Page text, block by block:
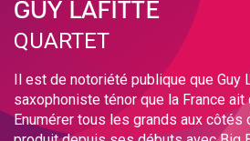
GUY LAFITTE
QUARTET
Il est de notoriété publique que
saxophoniste ténor que la France ait
Enumérer tous les grands aux